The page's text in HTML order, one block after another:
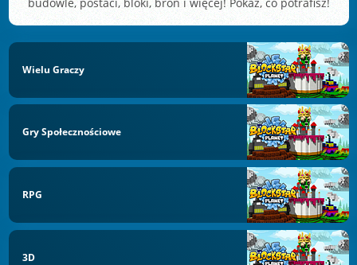
Wielu Graczy
Gry Społecznościowe
RPG
3D